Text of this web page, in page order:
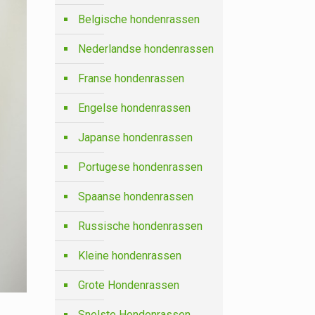
Belgische hondenrassen
Nederlandse hondenrassen
Franse hondenrassen
Engelse hondenrassen
Japanse hondenrassen
Portugese hondenrassen
Spaanse hondenrassen
Russische hondenrassen
Kleine hondenrassen
Grote Hondenrassen